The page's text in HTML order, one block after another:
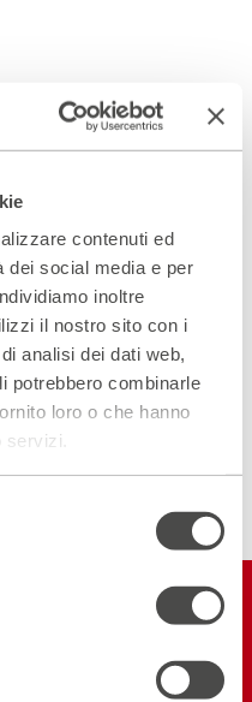
contenuti ed
dei social media e per
inoltre
il nostro sito con i
analisi dei dati web,
potrebbero combinarle
loro o che hanno